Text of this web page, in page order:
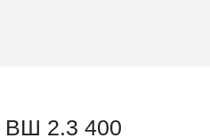
ВШ 2.3 400